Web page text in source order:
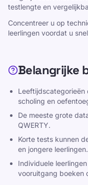
Statistieken
volwassenheid
blijven met
Bronnen
testlengte en
Concentreer u op
leerlingen voordat u
Belangrijke
Leeftijdscategorieën
scholing en
De meeste grote
QWERTY.
Korte tests kunnen
en jongere leerlingen.
Individuele
vooruitgang boeken